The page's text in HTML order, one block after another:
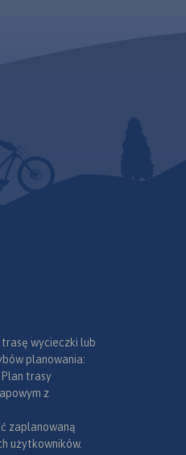
wycieczki lub
planowania:
trasy
z
zaplanowaną
użytkowników.